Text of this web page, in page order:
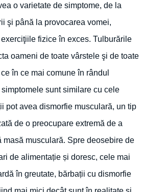
o varietate de simptome, de la
şi până la provocarea vomei,
fizice în exces. Tulburările
oameni de toate vârstele şi de toate
în ce mai comune în rândul
sunt similare cu cele
pot avea dismorfie musculară, un tip
de o preocupare extremă de a
masă musculară. Spre deosebire de
de alimentație și doresc, cele mai
în greutate, bărbații cu dismorfie